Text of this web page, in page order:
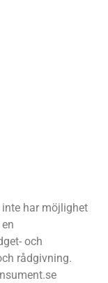
har möjlighet
och
rådgivning.